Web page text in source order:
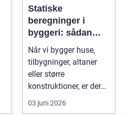
Statiske
beregninger i
byggeri: sådan
skaber de
sikkerhed og
tryghed
Når vi bygger huse,
tilbygninger, altaner
eller større
konstruktioner, er der
én ting, der altid ska...
03 juni 2026